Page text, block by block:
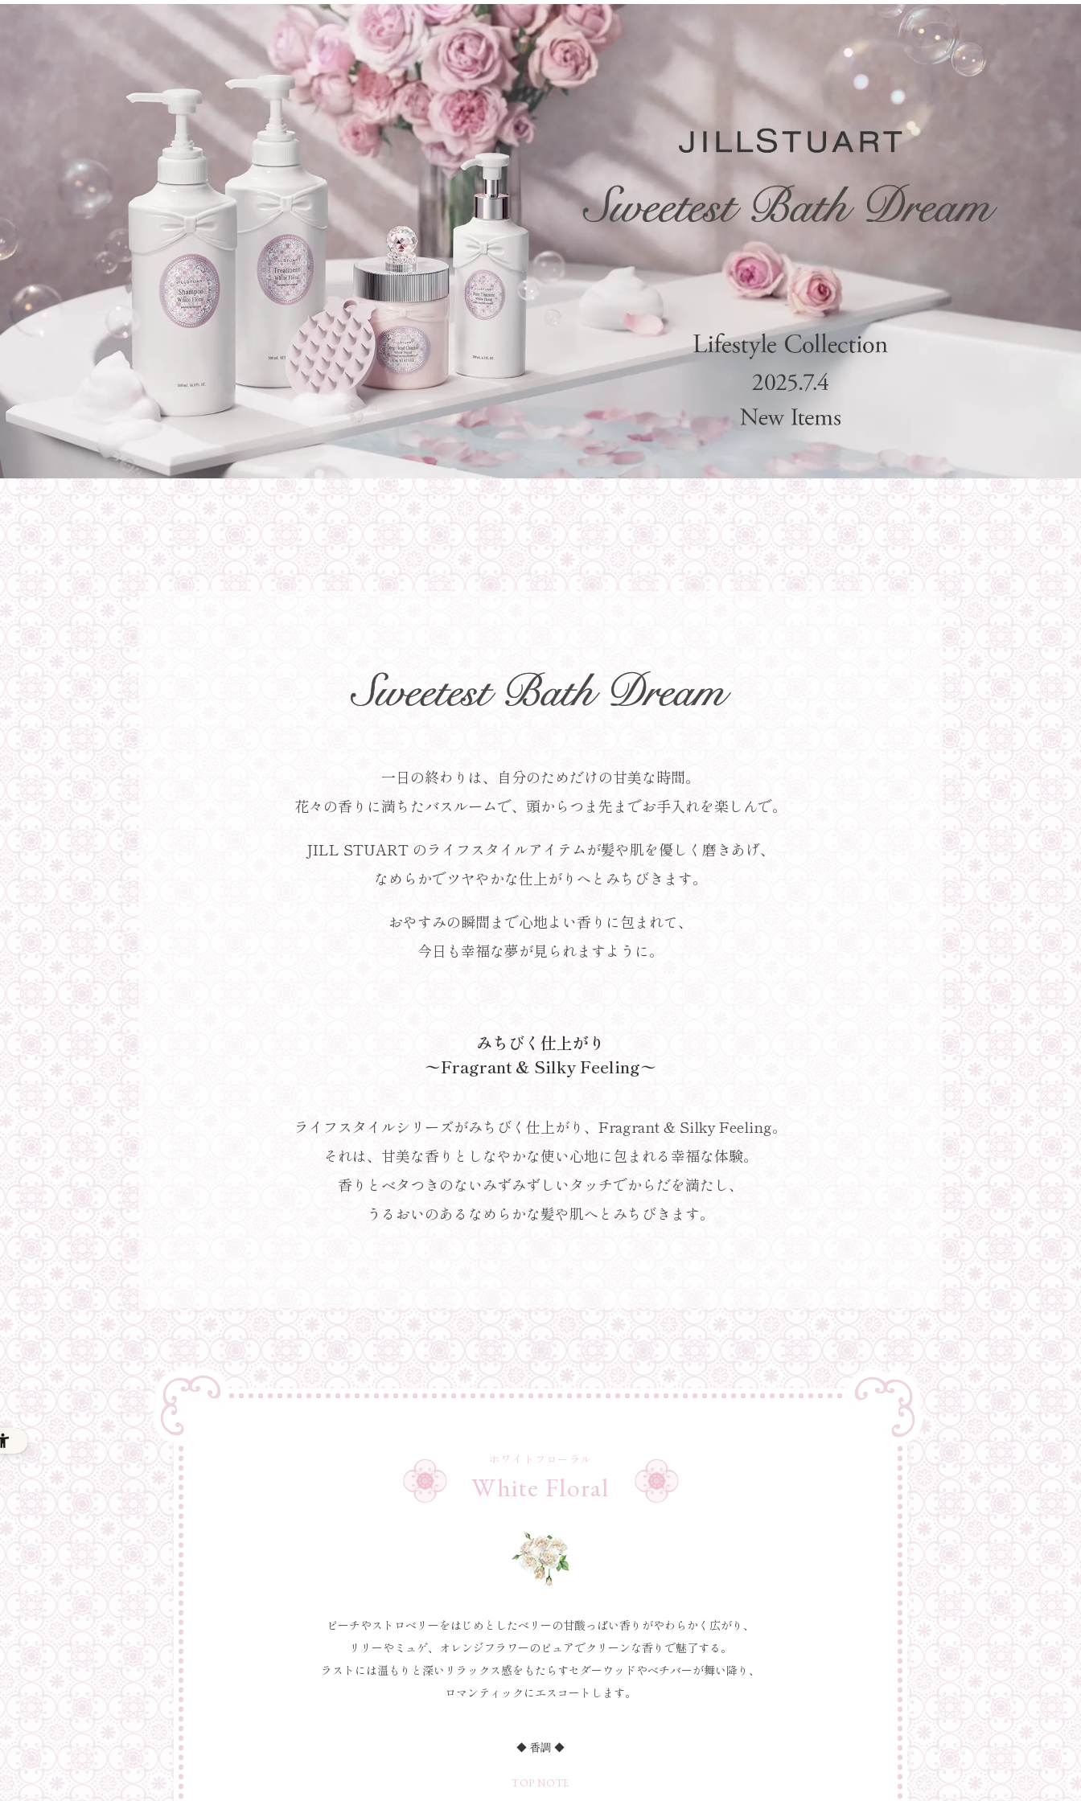
一日の終わりは、
自分のためだけの甘美な時間。
花々の香りに満ちたバスルームで、 頭からつま先までお手入れを楽しんで。
JILL STUART のライフスタイルアイテムが髪や肌を優しく 磨きあげ、
なめらかでツヤやかな仕上がりへと みちびきます。
おやすみの瞬間まで心地よい香りに包まれて、
今日も幸福な夢が見られますように。
みちびく仕上がり
〜Fragrant & Silky Feeling〜
ライフスタイルシリーズがみちびく仕上がり、 Fragrant & Silky Feeling。
それは、 甘美な香りとしなやかな使い心地に包まれる幸福な体験。
香りとベタつきのないみずみずしいタッチでからだを満たし、
うるおいのある なめらかな髪や肌へと みちびきます。
ホワイトフローラル
White Floral
ピーチやストロベリーをはじめとしたベリーの甘酸っぱい香りがやわらかく広がり、
リリーやミュゲ、 オレンジフラワーの ピュアでクリーンな香りで魅了する。
ラストには温もりと 深いリラックス感をもたらすセダーウッドやベチバーが舞い降り、
ロマンティックにエスコートします。
◆ 香調 ◆
TOP NOTE